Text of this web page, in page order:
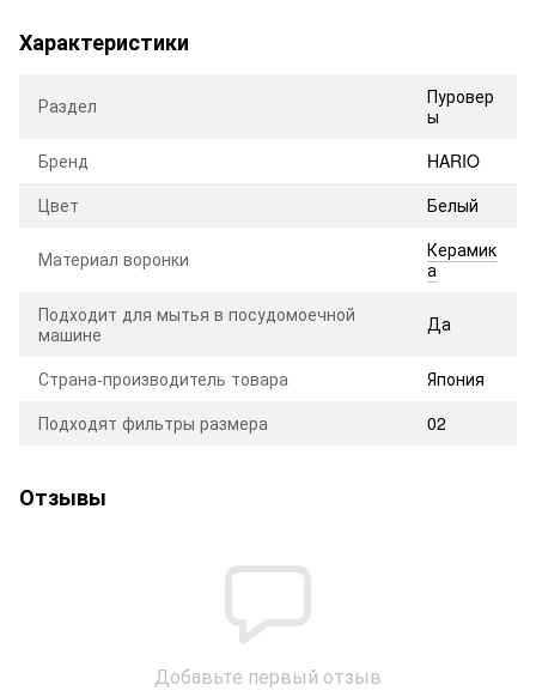
Характеристики
Раздел
Пуровер
ы
Бренд
HARIO
Цвет
Белый
Материал воронки
Керамик
а
Подходит для мытья в посудомоечной
машине
Да
Страна-производитель товара
Япония
Подходят фильтры размера
02
Отзывы
Добавьте первый отзыв